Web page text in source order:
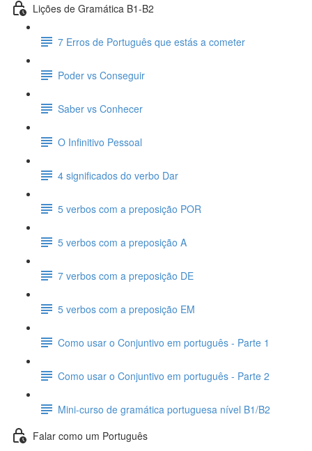
Lições de Gramática B1-B2
7 Erros de Português que estás a cometer
Poder vs Conseguir
Saber vs Conhecer
O Infinitivo Pessoal
4 significados do verbo Dar
5 verbos com a preposição POR
5 verbos com a preposição A
7 verbos com a preposição DE
5 verbos com a preposição EM
Como usar o Conjuntivo em português - Parte 1
Como usar o Conjuntivo em português - Parte 2
Mini-curso de gramática portuguesa nível B1/B2
Falar como um Português